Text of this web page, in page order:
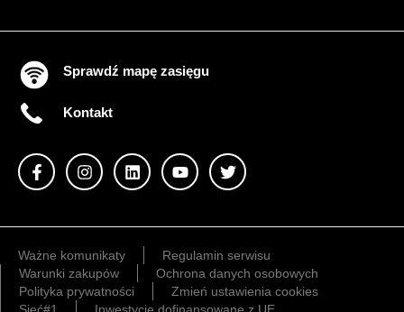
Sprawdź mapę zasięgu
Kontakt
Ważne komunikaty
Regulamin serwisu
Warunki zakupów
Ochrona danych osobowych
Polityka prywatności
Zmień ustawienia cookies
Sieć#1
Inwestycje dofinansowane z UE